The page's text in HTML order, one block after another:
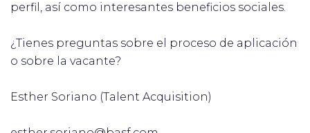
perfil, así como interesantes beneficios sociales.
¿Tienes preguntas sobre el proceso de aplicación
o sobre la vacante?
Esther Soriano (Talent Acquisition)